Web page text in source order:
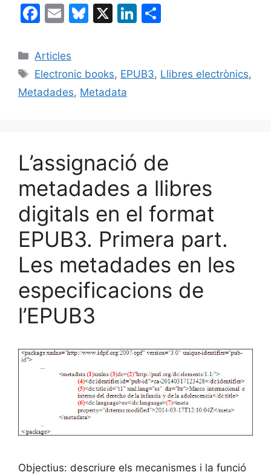
F
c
e
b
E
ai
l
Bl
s
k
X
Li
e p
Categories
Articles
Etiquetes
Electronic books, EPUB3, Llibres electrònics,
Metadades, Metadata
L’assignació de
metadades a llibres
digitals en el format
EPUB3. Primera part.
Les metadades en les
especificacions de
l’EPUB3
Objectius: descriure els mecanismes i la funció